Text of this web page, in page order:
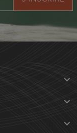


